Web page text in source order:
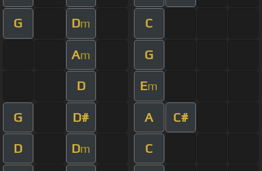
G Dm C
Am G
D Em
G D# A C#
D Dm C